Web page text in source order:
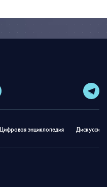
Цифровая энциклопедия